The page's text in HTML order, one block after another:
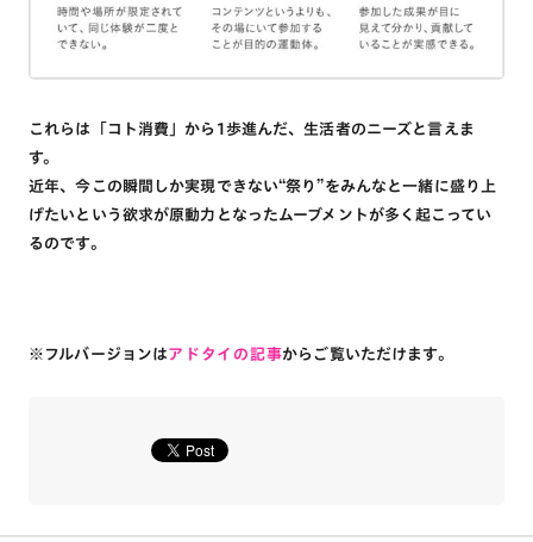
これらは「コト消費」から1歩進んだ、生活者のニーズと言えま
す。
近年、今この瞬間しか実現できない“祭り”をみんなと一緒に盛り上
げたいという欲求が原動力となったムーブメントが多く起こってい
るのです。
※フルバージョンはアドタイの記事からご覧いただけます。